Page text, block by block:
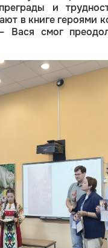
и
в книге героями
Вася смог